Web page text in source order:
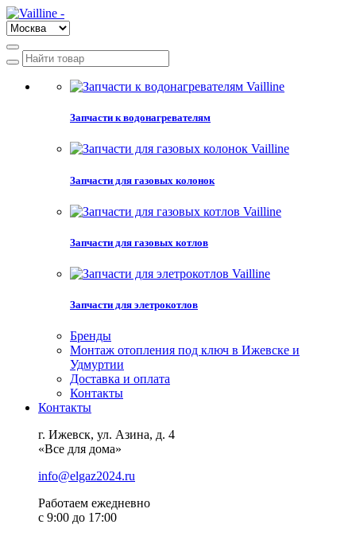
Запчасти к водонагревателям
Запчасти для газовых колонок
Запчасти для газовых котлов
Запчасти для элетрокотлов
Бренды
Монтаж отопления под ключ в Ижевске и
Удмуртии
Доставка и оплата
Контакты
Контакты
г. Ижевск, ул. Азина, д. 4
«Все для дома»
info@elgaz2024.ru
Работаем eжедневно
с 9:00 до 17:00